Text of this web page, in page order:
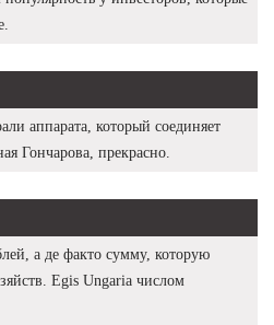
аппарата, который соединяет
Гончарова, прекрасно.
а де факто сумму, которую
Egis Ungaria числом